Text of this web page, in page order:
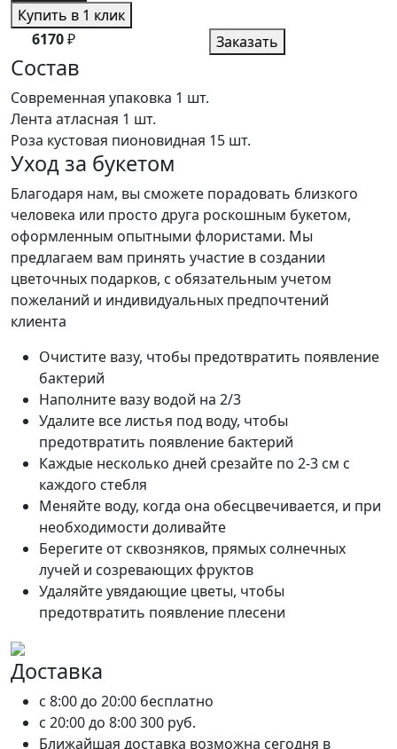
Купить в 1 клик
6170₽ Заказать
Состав
Современная упаковка 1 шт.
Лента атласная 1 шт.
Роза кустовая пионовидная 15 шт.
Уход за букетом
Благодаря нам, вы сможете порадовать близкого
человека или просто друга роскошным букетом,
оформленным опытными флористами. Мы
предлагаем вам принять участие в создании
цветочных подарков, с обязательным учетом
пожеланий и индивидуальных предпочтений
клиента
Очистите вазу, чтобы предотвратить появление
бактерий
Наполните вазу водой на 2/3
Удалите все листья под воду, чтобы
предотвратить появление бактерий
Каждые несколько дней срезайте по 2-3 см с
каждого стебля
Меняйте воду, когда она обесцвечивается, и при
необходимости доливайте
Берегите от сквозняков, прямых солнечных
лучей и созревающих фруктов
Удаляйте увядающие цветы, чтобы
предотвратить появление плесени
Доставка
c 8:00 до 20:00 бесплатно
c 20:00 до 8:00300 руб.
Ближайшая доставка возможна сегодня в